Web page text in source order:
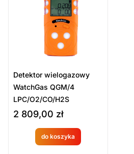
Kategorie Produktów
Detektory gazów
Detektory i mierniki
Sprzęt ratowniczy
Detektor wielogazowy
WatchGas QGM/4
LPC/O2/CO/H2S
2 809,00 zł
do koszyka
Produkt